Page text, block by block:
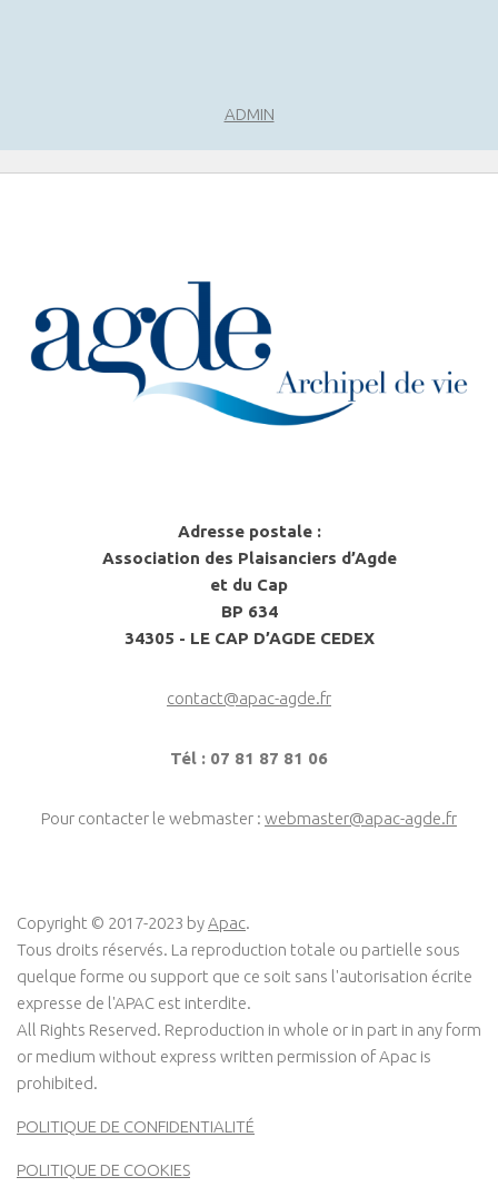
ADMIN
Adresse postale :
Association des Plaisanciers d’Agde
et du Cap
BP 634
34305 - LE CAP D’AGDE CEDEX
contact@apac-agde.fr
Tél : 07 81 87 81 06
Pour contacter le webmaster : webmaster@apac-agde.fr
Copyright © 2017-2023 byApac.
Tous droits réservés. La reproduction totale ou partielle sous
quelque forme ou support que ce soit sans l'autorisation écrite
expresse de l'APAC est interdite.
All Rights Reserved. Reproduction in whole or in part in any form
or medium without express written permission of Apac is
prohibited.
POLITIQUE DE CONFIDENTIALITÉ
POLITIQUE DE COOKIES